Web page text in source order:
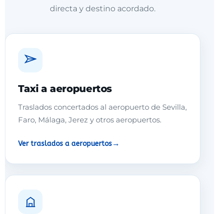
directa y destino acordado.
Taxi a aeropuertos
Traslados concertados al aeropuerto de Sevilla,
Faro, Málaga, Jerez y otros aeropuertos.
Ver traslados a aeropuertos